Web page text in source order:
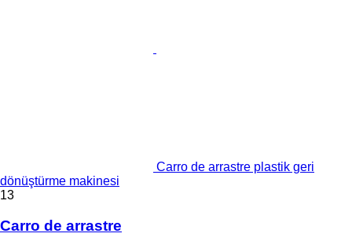
Carro de arrastre plastik geri
dönüştürme makinesi
13
Carro de arrastre